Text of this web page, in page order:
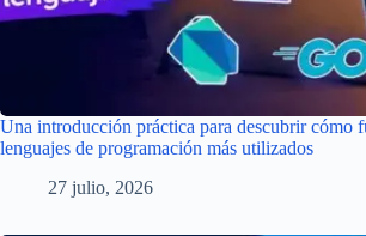
Una introducción práctica para descubrir cómo
lenguajes de programación más utilizados
27 julio, 2026